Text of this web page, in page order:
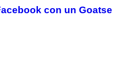
con un Goatse